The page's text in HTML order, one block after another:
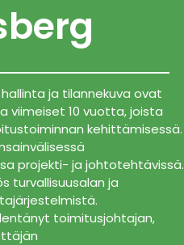
ja tilannekuva ovat
viimeiset 10 vuotta, joista
kehittämisessä.
projekti- ja johtotehtävissä.
turvallisuusalan ja
toimitusjohtajan,